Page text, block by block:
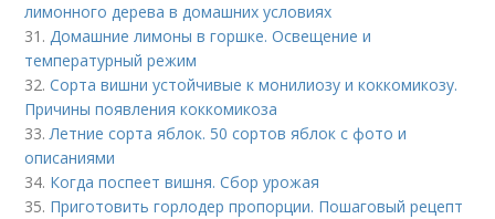
лимонного дерева в домашних условиях
31.Домашние лимоны в горшке. Освещение и
температурный режим
32.Сорта вишни устойчивые к монилиозу и коккомикозу.
Причины появления коккомикоза
33.Летние сорта яблок. 50 сортов яблок с фото и
описаниями
34. Когда поспеет вишня. Сбор урожая
35. Приготовить горлодер пропорции. Пошаговый рецепт